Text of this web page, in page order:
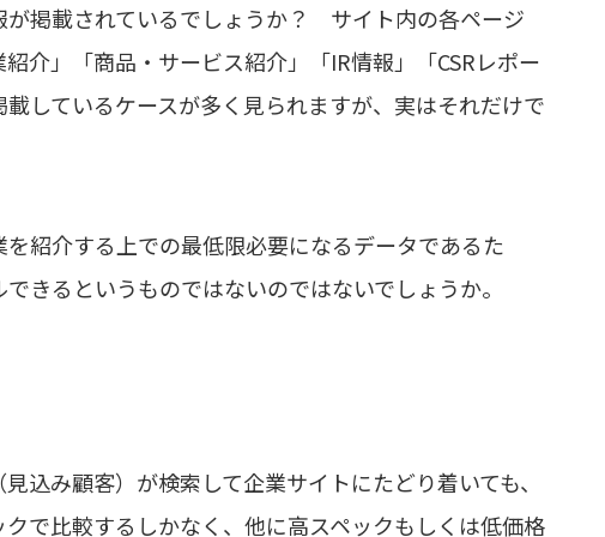
掲載されているでしょうか？ サイト内の各ページ
介」「商品・サービス紹介」「IR情報」「CSRレポー
しているケースが多く見られますが、実はそれだけで
紹介する上での最低限必要になるデータであるた
きるというものではないのではないでしょうか。
込み顧客）が検索して企業サイトにたどり着いても、
で比較するしかなく、他に高スペックもしくは低価格